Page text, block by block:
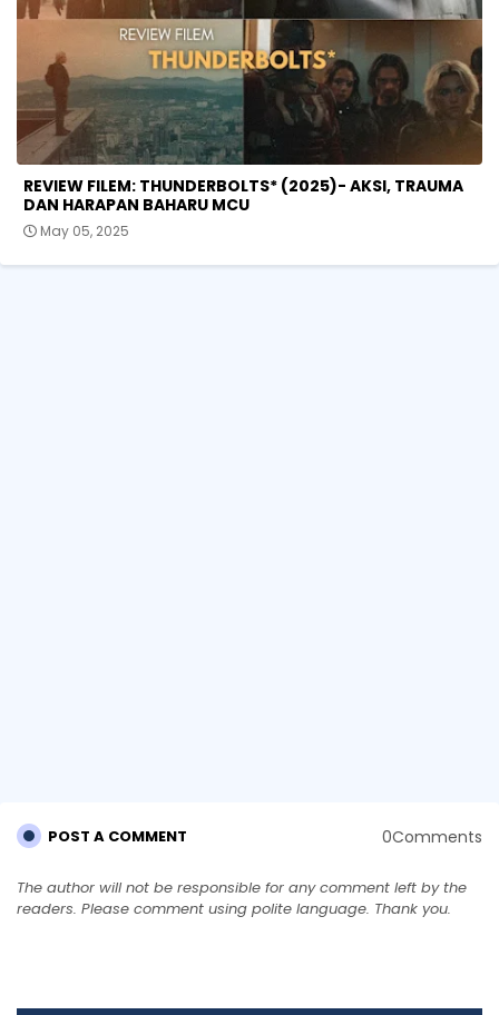
REVIEW FILEM: THUNDERBOLTS* (2025)- AKSI, TRAUMA
DAN HARAPAN BAHARU MCU
May 05, 2025
POST A COMMENT 0Comments
The author will not be responsible for any comment left by the
readers. Please comment using polite language. Thank you.